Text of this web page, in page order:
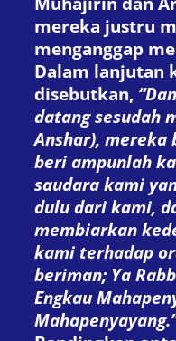
mereka justru
menganggap
Dalam lanjutan
disebutkan,
datang sesudah
Anshar), mereka
beri ampunlah
saudara kami
dulu dari kami,
membiarkan
kami terhadap
beriman; Ya
Engkau